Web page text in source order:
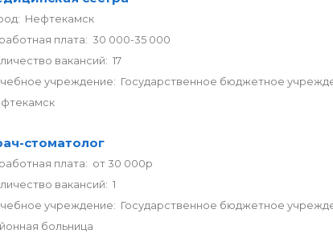
Нефтекамск
плата: 30 000-35 000
вакансий: 17
учреждение: Государственное бюджетное
стоматолог
плата: от 30 000р
вакансий: 1
учреждение: Государственное бюджетное
больница